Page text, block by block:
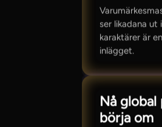
ser likadana ut
karaktärer är
inlägget.
Nå
börja om